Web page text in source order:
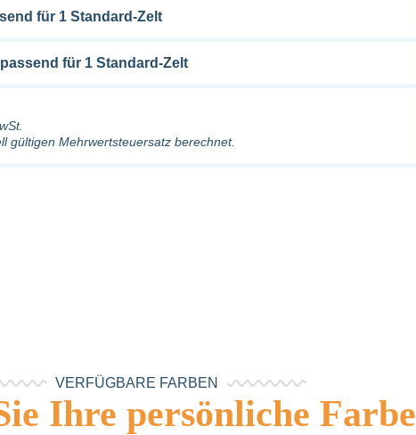
für 1 Standard-Zelt
für 1 Standard-Zelt
gültigen Mehrwertsteuersatz berechnet.
VERFÜGBARE FARBEN
Ihre persönliche Farbe